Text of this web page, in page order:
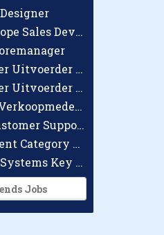
Redman Europe Sales Developer (Europe)
Dura Vermeer Uitvoerder GWW Amsterdam
Dura Vermeer Uitvoerder Civiel Nijmegen
Duifhuizen Verkoopmedewerker Ridderkerk
EK Retail Customer Support Omnichannel
Hubo Assistent Category Manager
Checkpoint Systems Key Accountmanager Benelux
Jobs